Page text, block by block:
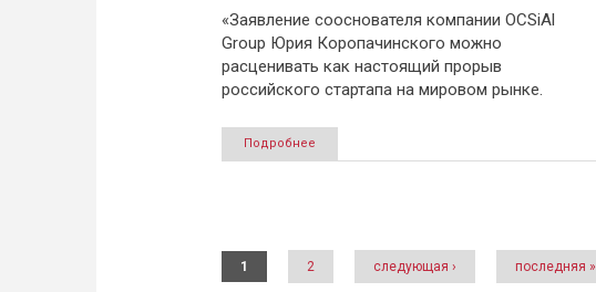
«Заявление сооснователя компании OCSiAl
Group Юрия Коропачинского можно
расценивать как настоящий прорыв
российского стартапа на мировом рынке.
Подробнее
Страницы
1 2 следующая › последняя »